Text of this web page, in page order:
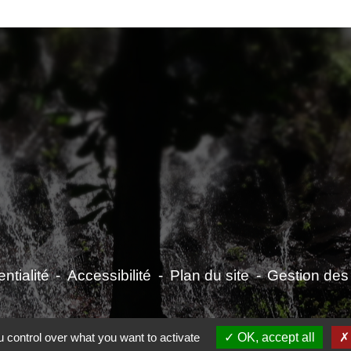
- Accessibilité - Plan du site - Gestion
Site créé en partenariat avec Réseau des Communes
over what you want to activate OK, accept all